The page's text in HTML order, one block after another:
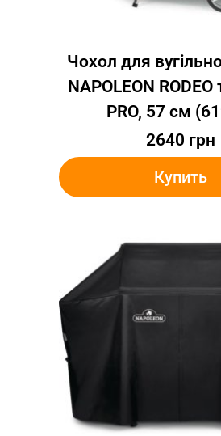
Чохол для
NAPOLEON RODEO
PRO, 57 см
2640 грн
Купить